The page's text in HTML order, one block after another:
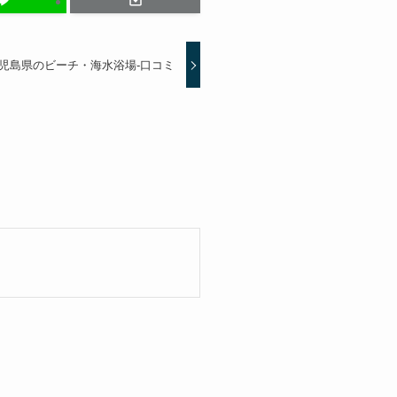
島県のビーチ・海水浴場-口コミ